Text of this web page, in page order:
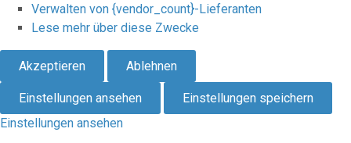
Verwalten von {vendor_count}-Lieferanten
Lese mehr über diese Zwecke
Akzeptieren Ablehnen
Einstellungen ansehen
Einstellungen speichern
Einstellungen ansehen